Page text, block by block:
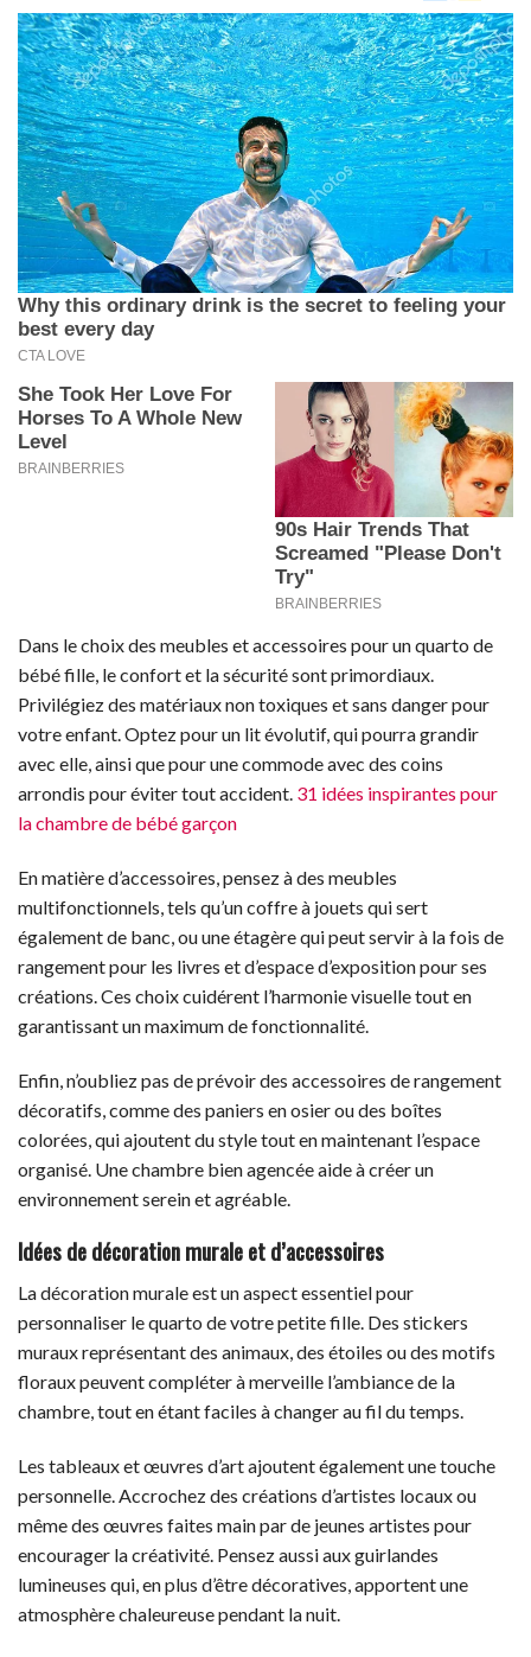
Dans le choix des meubles et accessoires pour un quarto de
bébé fille, le confort et la sécurité sont primordiaux.
Privilégiez des matériaux non toxiques et sans danger pour
votre enfant. Optez pour un lit évolutif, qui pourra grandir
avec elle, ainsi que pour une commode avec des coins
arrondis pour éviter tout accident. 31 idées inspirantes pour
la chambre de bébé garçon
En matière d’accessoires, pensez à des meubles
multifonctionnels, tels qu’un coffre à jouets qui sert
également de banc, ou une étagère qui peut servir à la fois de
rangement pour les livres et d’espace d’exposition pour ses
créations. Ces choix cuidérent l’harmonie visuelle tout en
garantissant un maximum de fonctionnalité.
Enfin, n’oubliez pas de prévoir des accessoires de rangement
décoratifs, comme des paniers en osier ou des boîtes
colorées, qui ajoutent du style tout en maintenant l’espace
organisé. Une chambre bien agencée aide à créer un
environnement serein et agréable.
Idées de décoration murale et d’accessoires
La décoration murale est un aspect essentiel pour
personnaliser le quarto de votre petite fille. Des stickers
muraux représentant des animaux, des étoiles ou des motifs
floraux peuvent compléter à merveille l’ambiance de la
chambre, tout en étant faciles à changer au fil du temps.
Les tableaux et œuvres d’art ajoutent également une touche
personnelle. Accrochez des créations d’artistes locaux ou
même des œuvres faites main par de jeunes artistes pour
encourager la créativité. Pensez aussi aux guirlandes
lumineuses qui, en plus d’être décoratives, apportent une
atmosphère chaleureuse pendant la nuit.